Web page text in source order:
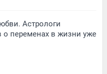
Астрологи
о переменах в жизни уже